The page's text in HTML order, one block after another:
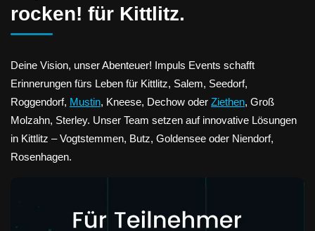
rocken! für Kittlitz.
Deine Vision, unser Abenteuer! Impuls Events schafft
Erinnerungen fürs Leben für Kittlitz, Salem, Seedorf,
Roggendorf, Mustin, Kneese, Dechow oder Ziethen, Groß
Molzahn, Sterley. Unser Team setzen auf innovative Lösungen
in Kittlitz – Vogtstemmen, Butz, Goldensee oder Niendorf,
Rosenhagen.